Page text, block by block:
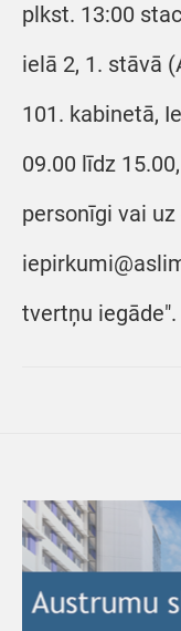
plkst. 13:00
ielā 2, 1. stāvā
101. kabinetā,
09.00 līdz
personīgi vai
tvertņu iegāde".